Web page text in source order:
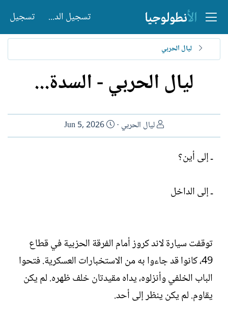
تسجيل الدخول تسجيل
ليال الحربي
ليال الحربي - السدة...
ا
ل
ليال الحربي
ت
ا
ا
ء
Jun 5, 2026
ـ إلى أين؟
ـ إلى الداخل
توقفت سيارة لاند كروز أمام الفرقة الحزبية في قطاع
49، كانوا قد جاءوا به من الاستخبارات العسكرية. فتحوا
الباب الخلفي وأنزلوه، يداه مقيدتان خلف ظهره. لم يكن
يقاوم. لم يكن ينظر إلى أحد.